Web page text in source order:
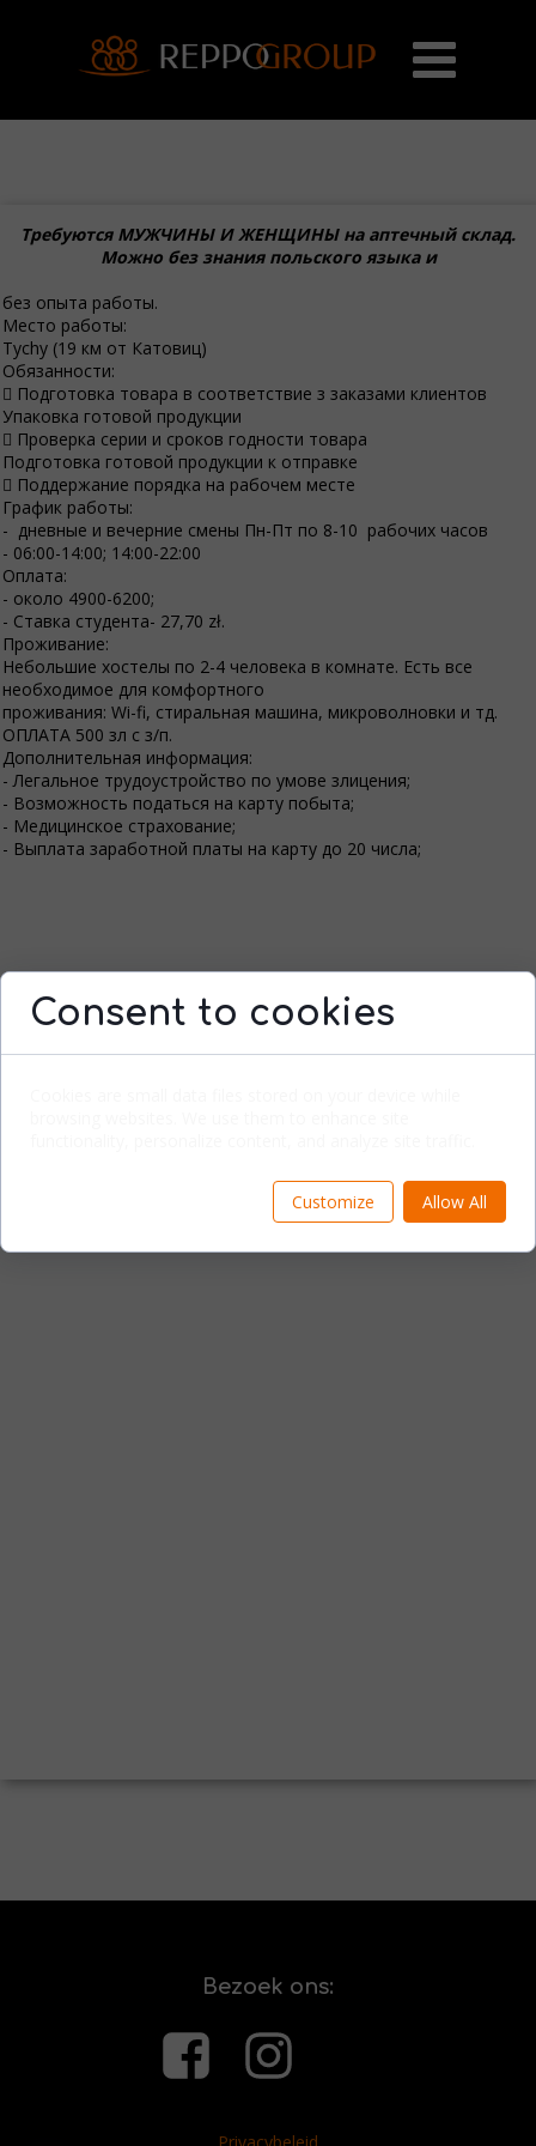
Требуются МУЖЧИНЫ И ЖЕНЩИНЫ на аптечный склад.
Можно без знания польского языка и
без опыта работы.
Место работы:
Tychy (19 км от Катовиц)
Обязанности:
 Подготовка товара в соответствие з заказами клиентов
Упаковка готовой продукции
 Проверка серии и сроков годности товара
Подготовка готовой продукции к отправке
 Поддержание порядка на рабочем месте
График работы:
- дневные и вечерние смены Пн-Пт по 8-10 рабочих часов
- 06:00-14:00; 14:00-22:00
Оплата:
- около 4900-6200;
- Ставка студента- 27,70 zł.
Проживание:
Небольшие хостелы по 2-4 человека в комнате. Есть все
необходимое для комфортного
проживания: Wi-fi, стиральная машина, микроволновки и тд.
ОПЛАТА 500 зл с з/п.
Дополнительная информация:
- Легальное трудоустройство по умове злицения;
- Возможность податься на карту побыта;
- Медицинское страхование;
- Выплата заработной платы на карту до 20 числа;
Bezoek ons:
Consent to cookies
Customize Allow All